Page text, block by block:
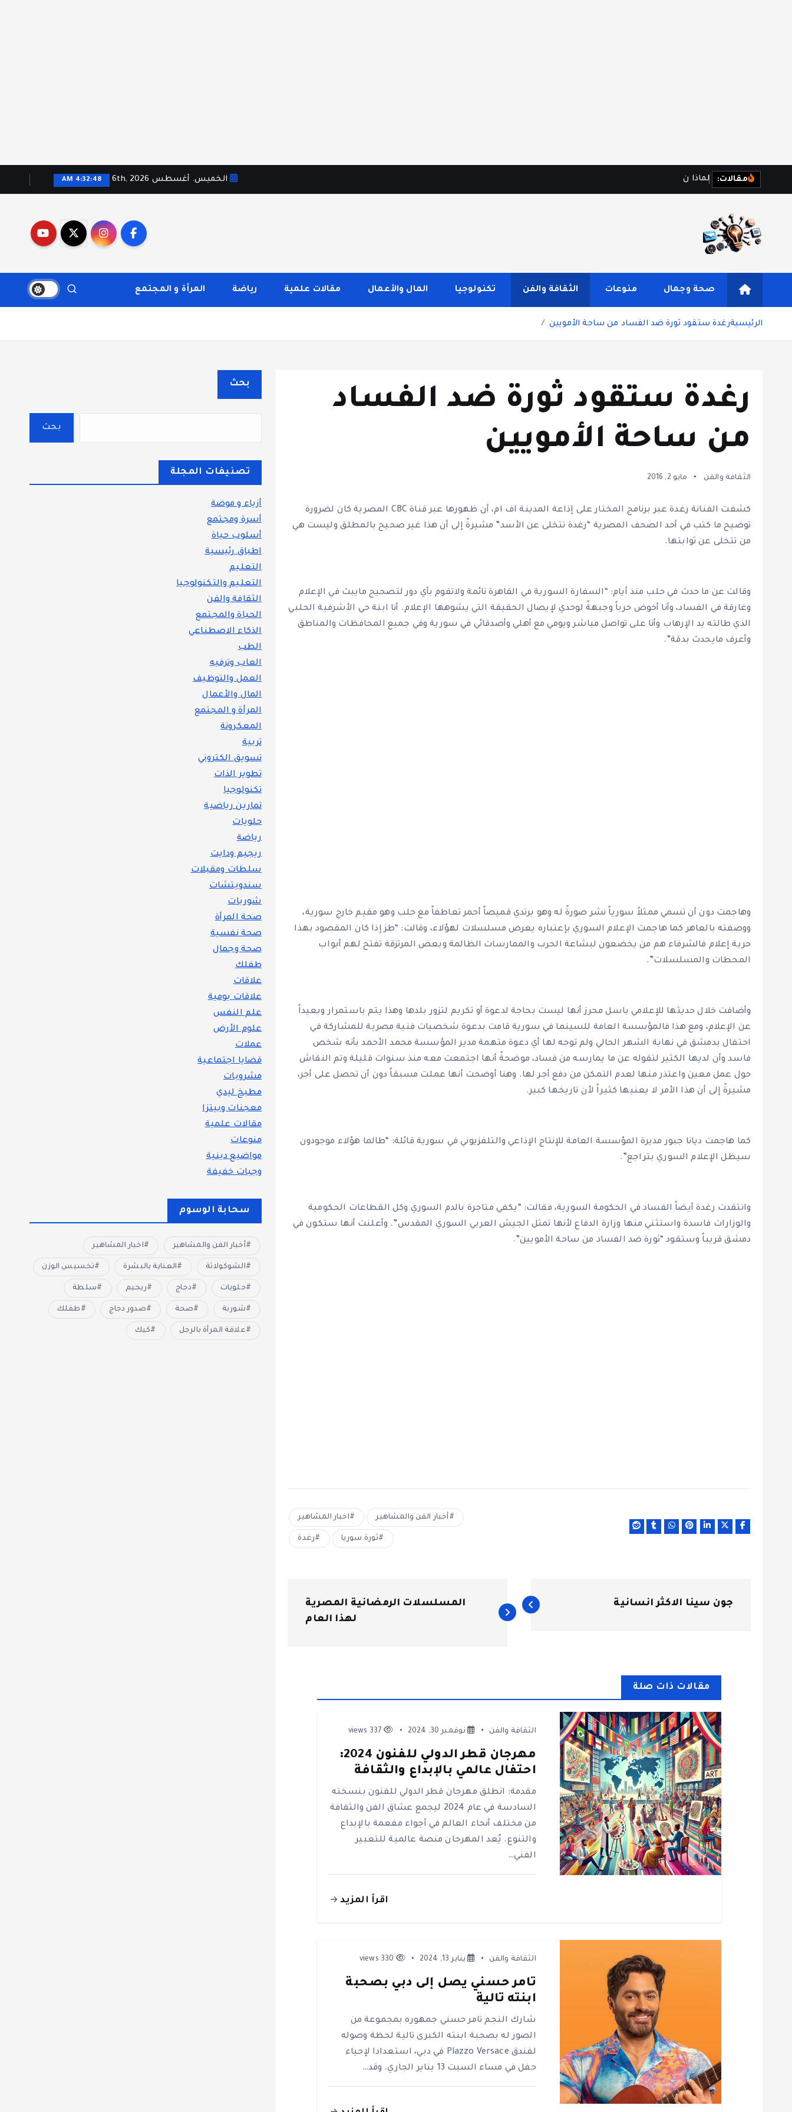
مقالات: لماذا نش الخميس. أغسطس 6th, 2026 4:32:49 AM
ونصائح يومية تركز على أسلوب الحياة الحديث، بالإضافة إلى تغطية مواضيع تتعلق بالأمومة والعناية الشخصية. الموقع مقسم بوضوح إلى أقسام ليسهل التنقل ويضمن تقديم تجربة
مستخدم سلسة
صحة وجمال منوعات الثقافة والفن تكنولوجيا المال والأعمال مقالات علمية رياضة المرأة و المجتمع
الرئيسيةرغدة ستقود ثورة ضد الفساد من ساحة الأمويين
رغدة ستقود ثورة ضد الفساد
من ساحة الأمويين
الثقافة والفن مايو 2, 2016
كشفت الفنانة رغدة عبر برنامج المختار على إذاعة المدينة اف ام، أن ظهورها عبر قناة CBC المصرية كان لضرورة
توضيح ما كتب في أحد الصحف المصرية “رغدة تتخلى عن الأسد” مشيرةً إلى أن هذا غير صحيح بالمطلق وليست هي
من تتخلى عن ثوابتها.
وقالت عن ما حدث في حلب منذ أيام: “السفارة السورية في القاهرة نائمة ولاتقوم بأي دور لتصحيح مايبث في الإعلام
وغارقة في الفساد، وأنا أخوض حرباً وجبهةً لوحدي لإيصال الحقيقة التي يشوهها الإعلام. أنا ابنة حي الأشرفية الحلبي
الذي طالته يد الإرهاب وأنا على تواصل مباشر ويومي مع أهلي وأصدقائي في سورية وفي جميع المحافظات والمناطق
وأعرف مايحدث بدقة”.
وهاجمت دون أن تسمي ممثلاً سورياً نشر صورةً له وهو يرتدي قميصاً أحمر تعاطفاً مع حلب وهو مقيم خارج سورية،
ووصفته بالعاهر كما هاجمت الإعلام السوري بإعتباره يعرض مسلسلات لهؤلاء، وقالت: “طز إذا كان المقصود بهذا
حرية إعلام فالشرفاء هم من يخضعون لبشاعة الحرب والممارسات الظالمة وبعض المرتزقة تفتح لهم أبواب
المحطات والمسلسلات”.
وأضافت خلال حديثها للإعلامي باسل محرز أنها ليست بحاجة لدعوة أو تكريم لتزور بلدها وهذا يتم باستمرار وبعيداً
عن الإعلام، ومع هذا فالمؤسسة العامة للسينما في سورية قامت بدعوة شخصيات فنية مصرية للمشاركة في
احتفال بدمشق في نهاية الشهر الحالي ولم توجه لها أي دعوة متهمة مدير المؤسسة محمد الأحمد بأنه شخص
فاسد وأن لديها الكثير لتقوله عن ما يمارسه من فساد، موضحةً أنها اجتمعت معه منذ سنوات قليلة وتم النقاش
حول عمل معين واعتذر منها لعدم التمكن من دفع أجر لها. وهنا أوضحت أنها عملت مسبقاً دون أن تحصل على أجر،
مشيرةً إلى أن هذا الأمر لا يعنيها كثيراً لأن تاريخها كبير.
كما هاجمت ديانا جبور مديرة المؤسسة العامة للإنتاج الإذاعي والتلفزيوني في سورية قائلة: “طالما هؤلاء موجودون
سيظل الإعلام السوري بتراجع”.
وانتقدت رغدة أيضاً الفساد في الحكومة السورية، فقالت: “يكفي متاجرة بالدم السوري وكل القطاعات الحكومية
والوزارات فاسدة واستثني منها وزارة الدفاع لأنها تمثل الجيش العربي السوري المقدس”. وأعلنت أنها ستكون في
دمشق قريباً وستقود “ثورة ضد الفساد من ساحة الأمويين”.
أخبار الفن والمشاهير اخبار المشاهير
ثورة سوريا رغدة
جون سينا الاكثر انسانية
المسلسلات الرمضانية المصرية
لهذا العام
مقالات ذات صلة
الثقافة والفن نوفمبر 30, 2024 337 views
مهرجان قطر الدولي للفنون 2024:
احتفال عالمي بالإبداع والثقافة
مقدمة: انطلق مهرجان قطر الدولي للفنون بنسخته
السادسة في عام 2024 ليجمع عشاق الفن والثقافة
من مختلف أنحاء العالم في أجواء مفعمة بالإبداع
والتنوع. يُعد المهرجان منصة عالمية للتعبير
الفني…
اقرأ المزيد
الثقافة والفن يناير 13, 2024
تامر حسني يصل إلى دبي بصحبة
ابنته تالية
شارك النجم تامر حسني جمهوره بمجموعة من
الصور له بصحبة ابنته الكبرى تالية لحظة وصوله
لفندق Plazzo Versace في دبي، استعدادا لإحياء
حفل في مساء السبت 13 يناير الجاري. وقد…
بحث
بحث
تصنيفات المجلة
أزياء و موضة
أسرة ومجتمع
أسلوب حياة
اطباق رئيسية
التعليم
التعليم والتكنولوجيا
الثقافة والفن
الحياة والمجتمع
الذكاء الاصطناعي
الطب
العاب وترفيه
العمل والتوظيف
المال والأعمال
المرأة و المجتمع
المعكرونة
تربية
تسويق الكتروني
تطوير الذات
تكنولوجيا
تمارين رياضية
حلويات
رياضة
ريجيم ودايت
سلطات ومقبلات
سندويتشات
شوربات
صحة المرأة
صحة نفسية
صحة وجمال
طفلك
علاقات
علاقات يومية
علم النفس
علوم الأرض
عملات
قضايا اجتماعية
مشروبات
مطبخ ليدي
معجنات وبيتزا
مقالات علمية
منوعات
مواضيع دينية
وجبات خفيفة
سحابة الوسوم
أخبار الفن والمشاهير اخبار المشاهير
الشوكولاتة العناية بالبشرة تخسيس الوزن
حلويات دجاج ريجيم سلطة
شوربة صحة صدور دجاج طفلك
علاقة المرأة بالرجل كيك